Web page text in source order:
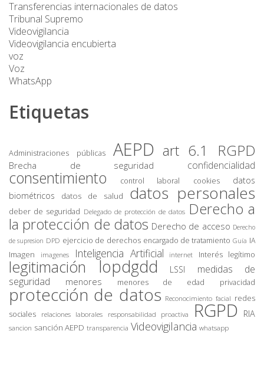
Transferencias internacionales de datos
Tribunal Supremo
Videovigilancia
Videovigilancia encubierta
voz
Voz
WhatsApp
Etiquetas
Administraciones públicas AEPD art 6.1 RGPD
Brecha de seguridad confidencialidad
consentimiento control laboral cookies
datos
biométricos
datos de salud datos personales
deber de seguridad Delegado de protección de datos Derecho a
la protección de datos Derecho de acceso Derecho
de supresion DPD ejercicio de derechos encargado de tratamiento Guía IA
Imagen imagenes Inteligencia Artificial internet Interés legítimo
legitimación lopdgdd LSSI
medidas de
seguridad
menores menores de edad privacidad
protección de datos Reconocimiento facial redes
sociales
relaciones laborales responsabilidad proactiva RGPD RIA
sancion sanción AEPD transparencia Videovigilancia whatsapp